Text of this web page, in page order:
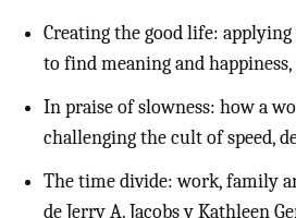
Creating the good life:
to find meaning and happiness,
In praise of slowness: how a
challenging the cult of speed,
The time divide: work, family
de Jerry A. Jacobs y Kathleen